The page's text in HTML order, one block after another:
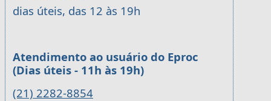
dias úteis, das 12 às 19h
Atendimento ao usuário do Eproc
(Dias úteis - 11h às 19h)
(21) 2282-8854